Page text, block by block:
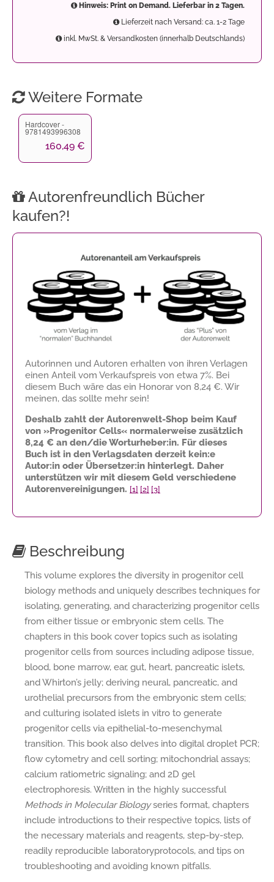
Hinweis: Print on Demand. Lieferbar in 2 Tagen.
Lieferzeit nach Versand: ca. 1-2 Tage
inkl. MwSt. & Versandkosten (innerhalb Deutschlands)
Weitere Formate
Hardcover -
9781493996308
160,49 €
Autorenfreundlich Bücher
kaufen?!
Autorinnen und Autoren erhalten von ihren Verlagen
einen Anteil vom Verkaufspreis von etwa 7%. Bei
diesem Buch wäre das ein Honorar von 8,24 €. Wir
meinen, das sollte mehr sein!
Deshalb zahlt der Autorenwelt-Shop beim Kauf
von »Progenitor Cells« normalerweise zusätzlich
8,24 € an den/die Worturheber:in. Für dieses
Buch ist in den Verlagsdaten derzeit kein:e
Autor:in oder Übersetzer:in hinterlegt. Daher
unterstützen wir mit diesem Geld verschiedene
Autorenvereinigungen. [1] [2] [3]
Beschreibung
This volume explores the diversity in progenitor cell
biology methods and uniquely describes techniques for
isolating, generating, and characterizing progenitor cells
from either tissue or embryonic stem cells. The
chapters in this book cover topics such as isolating
progenitor cells from sources including adipose tissue,
blood, bone marrow, ear, gut, heart, pancreatic islets,
and Whirton’s jelly; deriving neural, pancreatic, and
urothelial precursors from the embryonic stem cells;
and culturing isolated islets in vitro to generate
progenitor cells via epithelial-to-mesenchymal
transition. This book also delves into digital droplet PCR;
flow cytometry and cell sorting; mitochondrial assays;
calcium ratiometric signaling; and 2D gel
electrophoresis. Written in the highly successful
Methods in Molecular Biologyseries format, chapters
include introductions to their respective topics, lists of
the necessary materials and reagents, step-by-step,
readily reproducible laboratoryprotocols, and tips on
troubleshooting and avoiding known pitfalls.